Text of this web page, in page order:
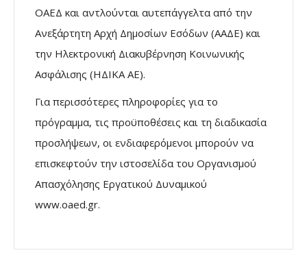
ΟΑΕΔ και αντλούνται αυτεπάγγελτα από την
Ανεξάρτητη Αρχή Δημοσίων Εσόδων (ΑΑΔΕ) και
την Ηλεκτρονική Διακυβέρνηση Κοινωνικής
Ασφάλισης (ΗΔΙΚΑ ΑΕ).
Για περισσότερες πληροφορίες για το
πρόγραμμα, τις προϋποθέσεις και τη διαδικασία
προσλήψεων, οι ενδιαφερόμενοι μπορούν να
επισκεφτούν την ιστοσελίδα του Οργανισμού
Απασχόλησης Εργατικού Δυναμικού
www.oaed.gr.